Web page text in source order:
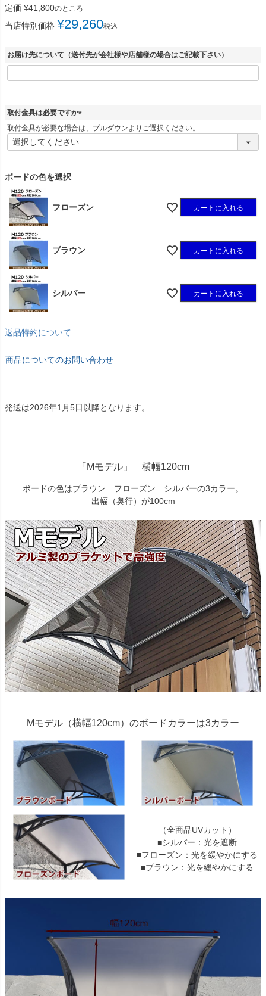
定価 ¥41,800のところ
当店特別価格 ¥29,260税込
お届け先について（送付先が会社様や店舗様の場合はご記載下さい）
取付金具は必要ですか
(
必
取付金具が必要な場合は、プルダウンよりご選択ください。
ボードの色を選択
フローズン カートに入れる
ブラウン カートに入れる
シルバー カートに入れる
返品特約について
商品についてのお問い合わせ
発送は2026年1月5日以降となります。
「Mモデル」 横幅120cm
ボードの色はブラウン フローズン シルバーの3カラー。
出幅（奥行）が100cm
Mモデル（横幅120cm）のボードカラーは3カラー
（全商品UVカット）
■シルバー：光を遮断
■フローズン：光を緩やかにする
■ブラウン：光を緩やかにする